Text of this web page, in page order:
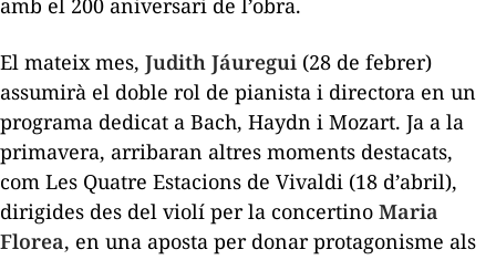
amb el 200 aniversari de l’obra.
El mateix mes, Judith Jáuregui (28 de febrer)
assumirà el doble rol de pianista i directora en un
programa dedicat a Bach, Haydn i Mozart. Ja a la
primavera, arribaran altres moments destacats,
com Les Quatre Estacions de Vivaldi (18 d’abril),
dirigides des del violí per la concertino Maria
Florea, en una aposta per donar protagonisme als